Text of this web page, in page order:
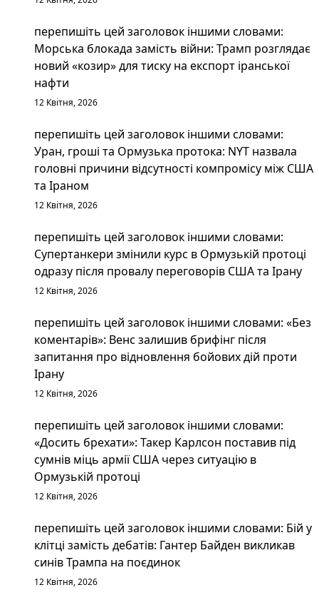
перепишіть цей заголовок іншими словами:
Морська блокада замість війни: Трамп розглядає
новий «козир» для тиску на експорт іранської
нафти
12 Квітня, 2026
перепишіть цей заголовок іншими словами:
Уран, гроші та Ормузька протока: NYT назвала
головні причини відсутності компромісу між США
та Іраном
12 Квітня, 2026
перепишіть цей заголовок іншими словами:
Супертанкери змінили курс в Ормузькій протоці
одразу після провалу переговорів США та Ірану
12 Квітня, 2026
перепишіть цей заголовок іншими словами: «Без
коментарів»: Венс залишив брифінг після
запитання про відновлення бойових дій проти
Ірану
12 Квітня, 2026
перепишіть цей заголовок іншими словами:
«Досить брехати»: Такер Карлсон поставив під
сумнів міць армії США через ситуацію в
Ормузькій протоці
12 Квітня, 2026
перепишіть цей заголовок іншими словами: Бій у
клітці замість дебатів: Гантер Байден викликав
синів Трампа на поєдинок
12 Квітня, 2026